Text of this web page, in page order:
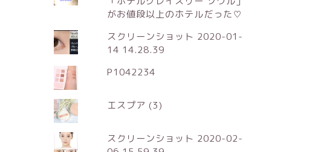
がお値段以上のホテルだった♡
スクリーンショット 2020-01-
14 14.28.39
P1042234
エスプア (3)
スクリーンショット 2020-02-